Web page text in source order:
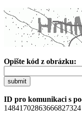
Opište kód z obrázku:
submit
ID pro komunikaci s
14841702863666827324